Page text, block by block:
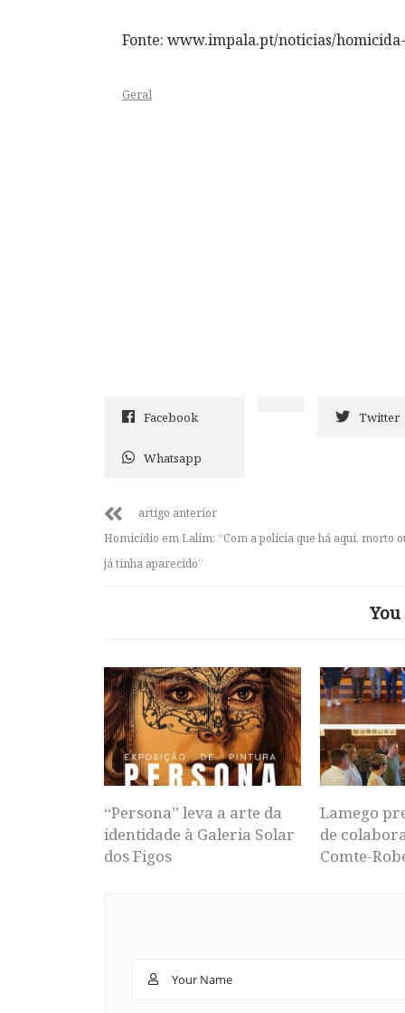
Fonte: www.impala.pt/noticias/
Geral
Facebook Twitter
Whatsapp
artigo anterior
Homicídio em Lalim: “Com a polícia que há aqui, morto
já tinha aparecido”
“Persona” leva a arte da
identidade à Galeria Solar
dos Figos
Lamego
de
Comte-